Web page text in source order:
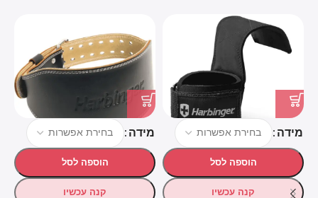
מידה
הוספה לסל
קנה עכשיו
מידה
הוספה לסל
קנה עכשיו